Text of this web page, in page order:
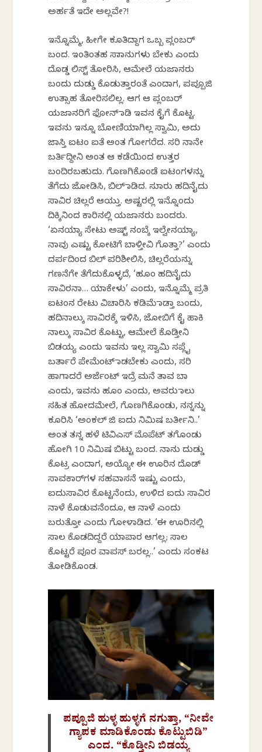
ಅರ್ಹತೆ ಇದೇ ಅಲ್ಲವೇ?!
ಇನ್ನೊಮ್ಮೆ, ಹೀಗೇ ಕೂತಿದ್ದಾಗ ಒಬ್ಬ ಪ್ಲಂಬರ್
ಬಂದ. ಇಂತಿಂತಹ ಸಾಮಾನುಗಳು ಬೇಕು ಎಂದು
ದೊಡ್ಡ ಲಿಸ್ಟ್ ತೋರಿಸಿ, ಆಮೇಲೆ ಯಜಮಾನರು
ಬಂದು ದುಡ್ಡು ಕೊಡುತ್ತಾರಂತೆ ಎಂದಾಗ, ಪಪ್ಪೂಜಿ
ಉತ್ಸಾಹ ತೋರಿಸಲಿಲ್ಲ. ಆಗ ಆ ಪ್ಲಂಬರ್
ಯಜಮಾನರಿಗೆ ಫೋನ್ ಮಾಡಿ ಇವನ ಕೈಗೆ ಕೊಟ್ಟ.
ಇವನು ಇನ್ನೂ ಬೋಣಿಯಾಗಿಲ್ಲ ಸ್ವಾಮಿ, ಅದು
ಜಾಸ್ತಿ ಐಟಂ ಐತೆ ಅಂತ ಗೋಗರೆದ. ಸರಿ ನಾನೇ
ಬರ್ತಿದ್ದೀನಿ ಅಂತ ಆ ಕಡೆಯಿಂದ ಉತ್ತರ
ಬಂದಿರಬಹುದು. ಗೊಣಗಿಕೊಂಡೆ ಐಟಂಗಳನ್ನು
ತೆಗೆದು ಜೋಡಿಸಿ, ಬಿಲ್ ಮಾಡಿದ. ಸುಮಾರು ಹದಿನೈದು
ಸಾವಿರ ಚಿಲ್ಲರೆ ಆಯ್ತು. ಅಷ್ಟರಲ್ಲಿ ಇನ್ನೊಂದು
ದಿಕ್ಕಿನಿಂದ ಕಾರಿನಲ್ಲಿ ಯಜಮಾನರು ಬಂದರು.
‘ಏನಯ್ಯಾ ಸೇಟು ಅಷ್ಟ್ ನಂಬ್ಕೆ ಇಲ್ವೇನಯ್ಯಾ,
ನಾವು ಎಷ್ಟು ಕೋಟಿಗೆ ಬಾಳ್ತೀವಿ ಗೊತ್ತಾ?’ ಎಂದು
ದರ್ಪದಿಂದ ಬಿಲ್ ಪರಿಶೀಲಿಸಿ, ಚಿಲ್ಲರೆಯನ್ನು
ಗಣನೆಗೇ ತೆಗೆದುಕೊಳ್ಳದೆ, ‘ಹೂಂ ಹದಿನೈದು
ಸಾವಿರನಾ… ಯಾಕೇಳು’ ಎಂದು, ಇನ್ನೊಮ್ಮೆ ಪ್ರತಿ
ಐಟಂನ ರೇಟು ವಿಚಾರಿಸಿ ಕಡಿಮೆ ಮಾಡ್ತಾ ಬಂದು,
ಹದಿನಾಲ್ಕು ಸಾವಿರಕ್ಕೆ ಇಳಿಸಿ, ಜೋಬಿಗೆ ಕೈ ಹಾಕಿ
ನಾಲ್ಕು ಸಾವಿರ ಕೊಟ್ಟು, ಆಮೇಲೆ ಕೊಡ್ತೀನಿ
ಬಿಡಯ್ಯ ಎಂದು ಇವನು ಇಲ್ಲ ಸ್ವಾಮಿ ಸಪ್ಲೈ
ಬರ್ತಾರೆ ಪೇಮೆಂಟ್ ಮಾಡಬೇಕು ಎಂದು, ಸರಿ
ಹಾಗಾದರೆ ಅರ್ಜೆಂಟ್ ಇದ್ರೆ ಮನೆ ತಾವ ಬಾ
ಎಂದು, ಇವನು ಹೂಂ ಎಂದು, ಅವರು ಮಾಲು
ಸಹಿತ ಹೋದಮೇಲೆ, ಗೊಣಗಿಕೊಂಡು, ನನ್ನನ್ನು
ಕೂರಿಸಿ ‘ಅಂಕಲ್ ಜಿ ಐದು ನಿಮಿಷ ಬರ್ತೀನಿ..’
ಅಂತ ತನ್ನ ಹಳೆ ಟಿವಿಎಸ್ ಮೊಪೆಟ್ ತಗೊಂಡು
ಹೋಗಿ 10 ನಿಮಿಷ ಬಿಟ್ಟು ಬಂದ. ನಾನು ದುಡ್ಡು
ಕೊಟ್ರ ಎಂದಾಗ, ಅಯ್ಯೋ ಈ ಊರಿನ ದೊಡ್
ಸಾವಕಾರ್‌ಗಳ ಸಹವಾಸನೆ ಇಷ್ಟು ಎಂದು,
ಐದುಸಾವಿರ ಕೊಟ್ಟನೆಂದು, ಉಳಿದ ಐದು ಸಾವಿರ
ನಾಳೆ ಕೊಡುವನೆಂದೂ, ಆ ನಾಳೆ ಎಂದು
ಬರುತ್ತೋ ಎಂದು ಗೋಳಾಡಿದ. ‘ಈ ಊರಿನಲ್ಲಿ
ಸಾಲ ಕೊಡದಿದ್ದರೆ ಯಾಪಾರ ಆಗಲ್ಲ; ಸಾಲ
ಕೊಟ್ಟರೆ ಪೂರ ವಾಪಸ್ ಬರಲ್ಲ..’ ಎಂದು ಸಂಕಟ
ತೋಡಿಕೊಂಡ.
ಪಪ್ಪೂಜಿ ಹುಳ್ಳ ಹುಳ್ಳಗೆ ನಗುತ್ತಾ, “ನೀವೇ
ಗ್ಯಾಪಕ ಮಾಡಿಕೊಂಡು ಕೊಟ್ಟುಬಿಡಿ”
ಎಂದ. “ಕೊಡ್ತೀನಿ ಬಿಡಯ್ಯ